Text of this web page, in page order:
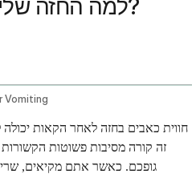
למה החזה שלי כואב אחרי הקאות?
Vomiting
חווית כאבים בחזה לאחר הקאות
זה קורה מסיבות פשוטות
גופכם. כאשר אתם מקיאים,